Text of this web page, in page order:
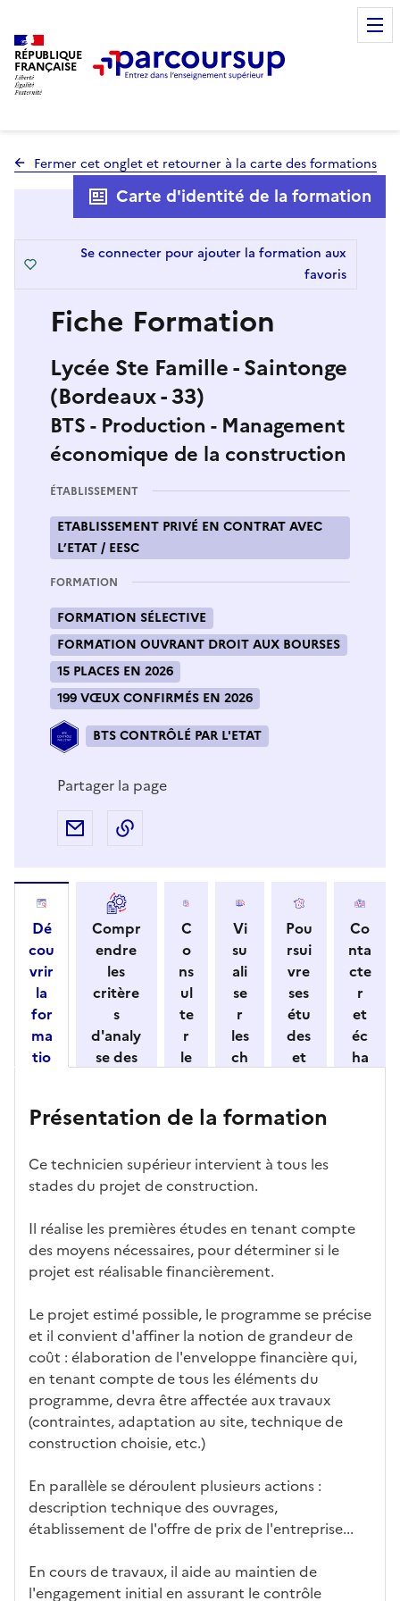
RÉPUBLIQUE
FRANÇAISE
Fermer cet onglet et retourner à la carte des formations
Fiche Formation
Lycée Ste Famille - Saintonge
(Bordeaux - 33)
BTS - Production - Management
économique de la construction
Carte d'identité de la formation
Se connecter pour ajouter la formation aux
favoris
ÉTABLISSEMENT
ETABLISSEMENT PRIVÉ EN CONTRAT AVEC
L’ETAT / EESC
FORMATION
FORMATION SÉLECTIVE
FORMATION OUVRANT DROIT AUX BOURSES
15 PLACES EN 2026
199 VŒUX CONFIRMÉS EN 2026
BTS CONTRÔLÉ PAR L'ETAT
Partager la page
Partager par e-mail
Dé
cou
vrir
la
for
ma
tio
ses
act
éris
ues
Compr
endre
les
critère
s
d'analy
se des
par
ssemen
t
C
o
ns
ul
te
r
le
o
ali
té
d
e
c
n
di
d
at
ur
e
Vi
su
ali
se
r
les
ch
s
ac
cè
la
fo
rm
on
Pou
rsui
vre
ses
étu
des
et
re
dé
és
Co
nta
cte
r
et
éc
ha
em
Présentation de la formation
Ce technicien supérieur intervient à tous les
stades du projet de construction.
Il réalise les premières études en tenant compte
des moyens nécessaires, pour déterminer si le
projet est réalisable financièrement.
Le projet estimé possible, le programme se précise
et il convient d'affiner la notion de grandeur de
coût : élaboration de l'enveloppe financière qui,
en tenant compte de tous les éléments du
programme, devra être affectée aux travaux
(contraintes, adaptation au site, technique de
construction choisie, etc.)
En parallèle se déroulent plusieurs actions :
description technique des ouvrages,
établissement de l'offre de prix de l'entreprise...
En cours de travaux, il aide au maintien de
l'engagement initial en assurant le contrôle